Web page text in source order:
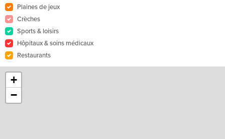
Plaines de jeux
Crèches
Sports & loisirs
Hôpitaux & soins médicaux
Restaurants
+
−